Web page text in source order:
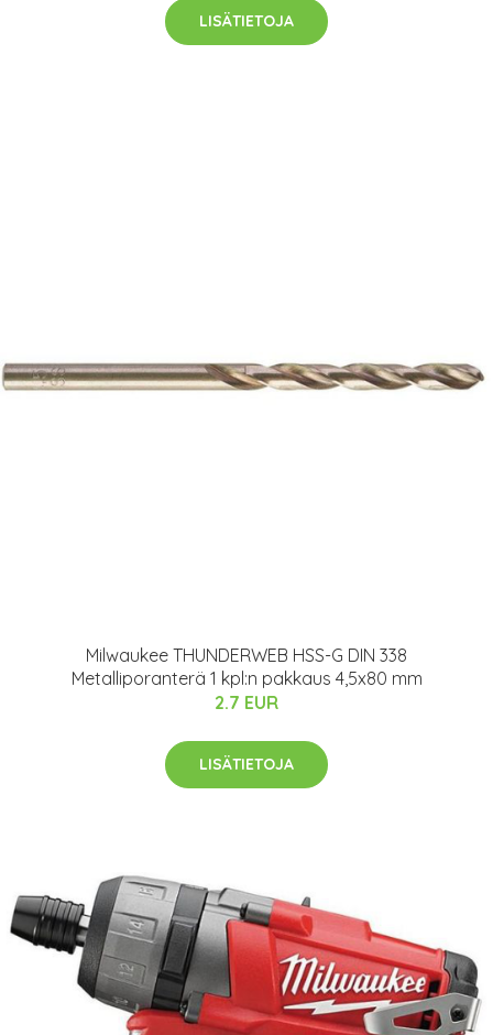
LISÄTIETOJA
Milwaukee THUNDERWEB HSS-G DIN 338
Metalliporanterä 1 kpl:n pakkaus 4,5x80 mm
2.7 EUR
LISÄTIETOJA